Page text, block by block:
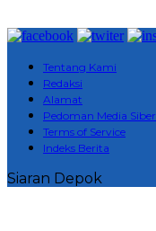
Tentang Kami
Redaksi
Alamat
Pedoman Media Siber
Terms of Service
Indeks Berita
Siaran Depok